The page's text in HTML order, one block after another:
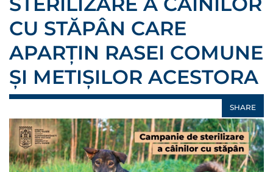
CU STĂPÂN CARE
APARȚIN RASEI COMUNE
ȘI METIȘILOR ACESTORA
SHARE